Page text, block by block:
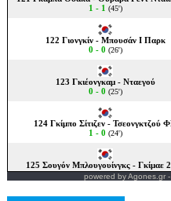
powered byAgones.gr-